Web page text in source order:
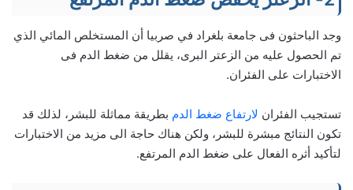
وجد الباحثون فى جامعة بلغراد في صربيا أن المستخلص المائي الذي
تم الحصول عليه من الزعتر البرى، يقلل من ضغط الدم فى
الاختبارات على الفئران.
تستجيب الفئران لارتفاع ضغط الدم بطريقة مماثلة للبشر، لذلك قد
تكون النتائج مبشرة للبشر، ولكن هناك حاجة الى مزيد من الاختبارات
لتأكيد أثره الفعال على ضغط الدم المرتفع.